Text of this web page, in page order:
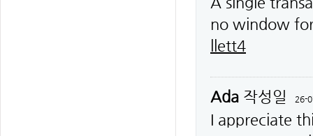
no window
llett4
Ada 작성일 26-
I appreciate